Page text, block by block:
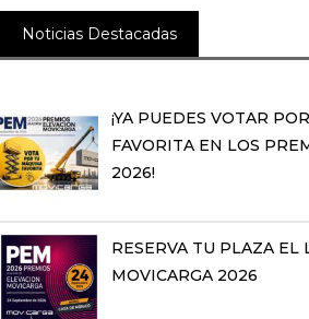
Noticias Destacadas
¡YA PUEDES VOTAR
FAVORITA EN LOS
2026!
RESERVA TU PLAZA EL
MOVICARGA 2026